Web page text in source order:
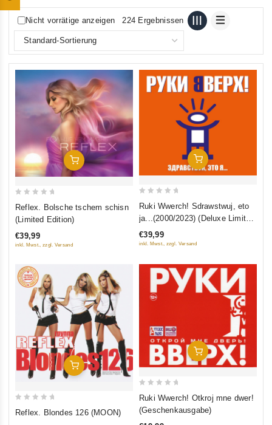
Nicht vorrätige anzeigen 224 Ergebnissen
In Den Warenkorb
5
Reflex. Bolsche tschem schisn
(Limited Edition)
€39,99
inkl. Mwst., zzgl. Versand
In Den Warenkorb
5
Ruki Wwerch! Sdrawstwuj, eto
ja...(2000/2023) (Deluxe Limited
Edition)
€39,99
inkl. Mwst., zzgl. Versand
In Den Warenkorb
Reflex. Blondes 126 (MOON)
In Den Warenkorb
Ruki Wwerch! Otkroj mne dwer!
(Geschenkausgabe)